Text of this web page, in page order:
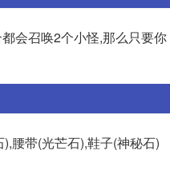
会召唤2个小怪,那么只要你
腰带(光芒石),鞋子(神秘石)